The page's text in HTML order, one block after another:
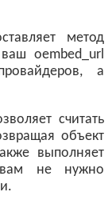
метод
oembed_url
а
считать
объект
выполняет
вам не нужно